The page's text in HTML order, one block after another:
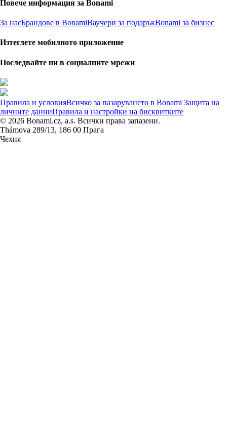
Повече информация за Bonami
За насБрандове в BonamiВаучери за подаръкBonami за бизнес
Изтеглете мобилното приложение
Последвайте ни в социалните мрежи
Правила и условияВсичко за пазаруването в Bonami Защита на
личните данниПравила и настройки на бисквитките
© 2026 Bonami.cz, a.s. Всички права запазени.
Thámova 289/13, 186 00 Прага
Чехия